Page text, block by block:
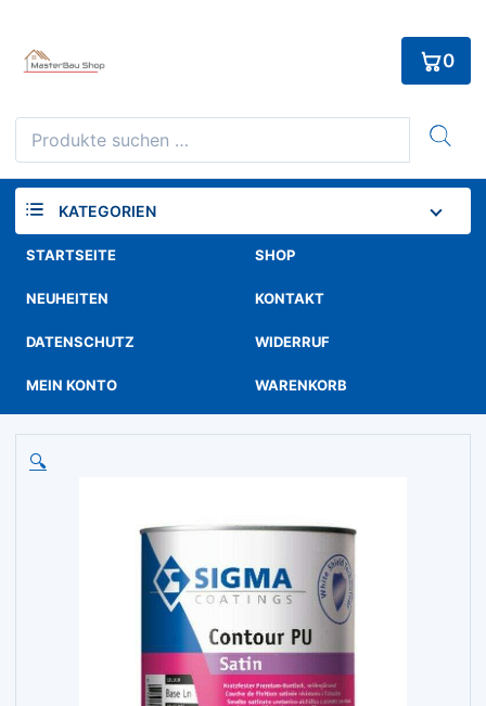
content
Suchen
nach:
0
KATEGORIEN
STARTSEITE SHOP
NEUHEITEN KONTAKT
DATENSCHUTZ WIDERRUF
MEIN KONTO WARENKORB
🔍